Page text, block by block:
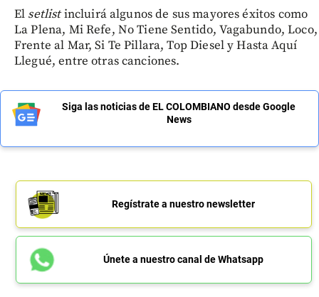
El setlistincluirá algunos de sus mayores éxitos como
La Plena, Mi Refe, No Tiene Sentido, Vagabundo, Loco,
Frente al Mar, Si Te Pillara, Top Diesel y Hasta Aquí
Llegué, entre otras canciones.
Siga las noticias de EL COLOMBIANO desde Google
News
Regístrate a nuestro newsletter
Únete a nuestro canal de Whatsapp